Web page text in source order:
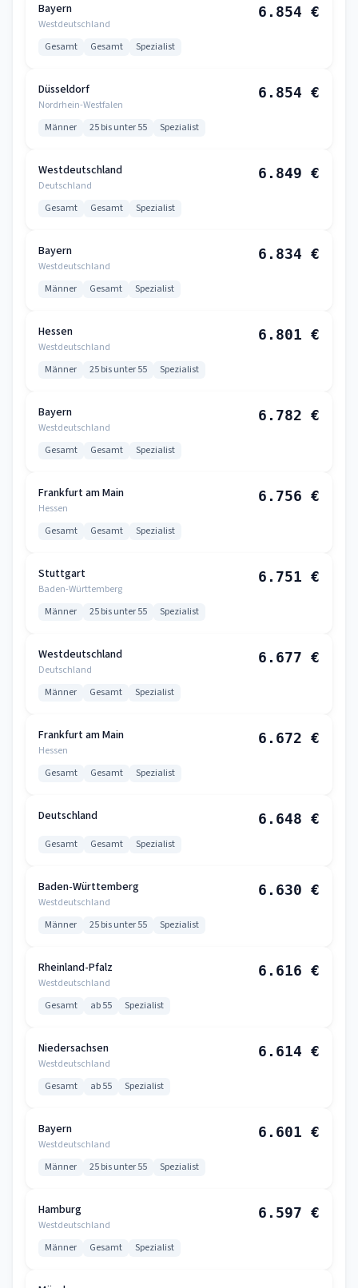
Bayern
Westdeutschland
6.854 €
Gesamt Gesamt Spezialist
Düsseldorf
Nordrhein-Westfalen
6.854 €
Männer 25 bis unter 55 Spezialist
Westdeutschland
Deutschland
6.849 €
Gesamt Gesamt Spezialist
Bayern
Westdeutschland
6.834 €
Männer Gesamt Spezialist
Hessen
Westdeutschland
6.801 €
Männer 25 bis unter 55 Spezialist
Bayern
Westdeutschland
6.782 €
Gesamt Gesamt Spezialist
Frankfurt am Main
Hessen
6.756 €
Gesamt Gesamt Spezialist
Stuttgart
Baden-Württemberg
6.751 €
Männer 25 bis unter 55 Spezialist
Westdeutschland
Deutschland
6.677 €
Männer Gesamt Spezialist
Frankfurt am Main
Hessen
6.672 €
Gesamt Gesamt Spezialist
Deutschland 6.648 €
Gesamt Gesamt Spezialist
Baden-Württemberg
Westdeutschland
6.630 €
Männer 25 bis unter 55 Spezialist
Rheinland-Pfalz
Westdeutschland
6.616 €
Gesamt ab 55 Spezialist
Niedersachsen
Westdeutschland
6.614 €
Gesamt ab 55 Spezialist
Bayern
Westdeutschland
6.601 €
Männer 25 bis unter 55 Spezialist
Hamburg
Westdeutschland
6.597 €
Männer Gesamt Spezialist